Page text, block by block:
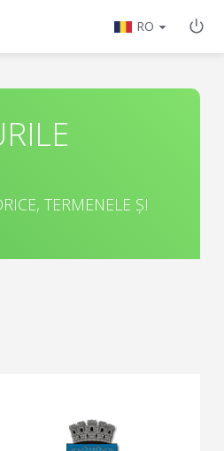
RO
TERMENELE ȘI